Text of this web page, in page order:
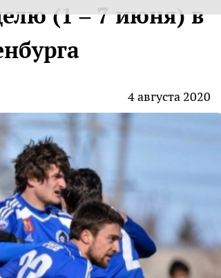
(1 – 7 июня) в
4 августа 2020